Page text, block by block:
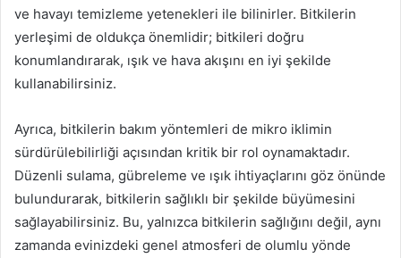
ve havayı temizleme yetenekleri ile bilinirler. Bitkilerin
yerleşimi de oldukça önemlidir; bitkileri doğru
konumlandırarak, ışık ve hava akışını en iyi şekilde
kullanabilirsiniz.
Ayrıca, bitkilerin bakım yöntemleri de mikro iklimin
sürdürülebilirliği açısından kritik bir rol oynamaktadır.
Düzenli sulama, gübreleme ve ışık ihtiyaçlarını göz önünde
bulundurarak, bitkilerin sağlıklı bir şekilde büyümesini
sağlayabilirsiniz. Bu, yalnızca bitkilerin sağlığını değil, aynı
zamanda evinizdeki genel atmosferi de olumlu yönde